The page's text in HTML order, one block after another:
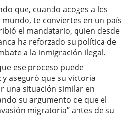
que, cuando acoges a los
te conviertes en un país
el mandatario, quien desde
ha reforzado su política de
a la inmigración ilegal.
ese proceso puede
aseguró que su victoria
una situación similar en
su argumento de que el
migratoria” antes de su